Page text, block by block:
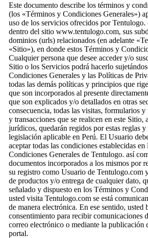
Este documento describe los términos y
(los «Términos y Condiciones Generales»)
uso de los servicios ofrecidos por
dentro del sitio www.tentulogo.com, sus
dominios (urls) relacionados (en adelante
«Sitio»), en donde estos Términos y
Cualquier persona que desee acceder y/o
Sitio o los Servicios podrá hacerlo
Condiciones Generales y las Políticas de
todas las demás políticas y principios que
que son incorporados al presente
que son explicados y/o detallados en otras
consecuencia, todas las visitas, formularios y
y transacciones que se realicen en este Sitio,
jurídicos, quedarán regidos por estas reglas y
legislación aplicable en Perú. El Usuario
aceptar todas las condiciones establecidas
Condiciones Generales de Tentulogo. así
documentos incorporados a los mismos por
su registro como Usuario de Tentulogo.com
de productos y/o entrega de cualquier dato,
señalado y dispuesto en los Términos y
usted visita Tentulogo.com se está
de manera electrónica. En ese sentido, usted
consentimiento para recibir comunicaciones
correo electrónico o mediante la publicación
portal.